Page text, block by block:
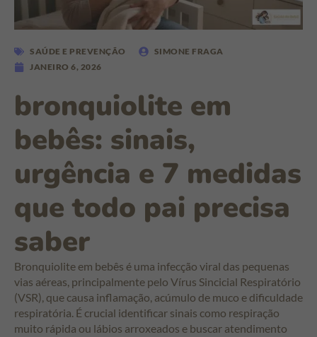
SAÚDE E PREVENÇÃO
SIMONE FRAGA
JANEIRO 6, 2026
bronquiolite em
bebês: sinais,
urgência e 7 medidas
que todo pai precisa
saber
Bronquiolite em bebês é uma infecção viral das pequenas
vias aéreas, principalmente pelo Vírus Sincicial Respiratório
(VSR), que causa inflamação, acúmulo de muco e dificuldade
respiratória. É crucial identificar sinais como respiração
muito rápida ou lábios arroxeados e buscar atendimento